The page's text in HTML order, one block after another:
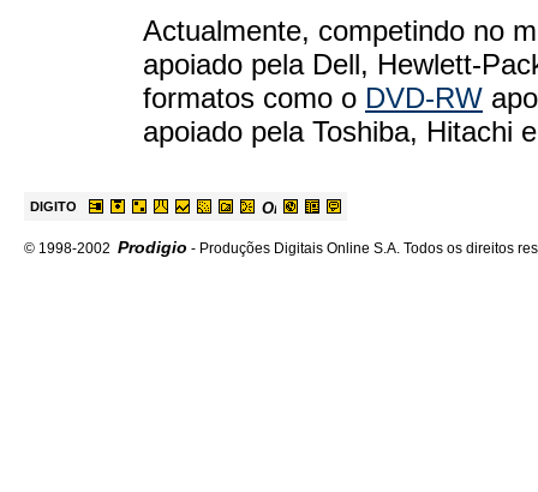
Actualmente, competindo no
apoiado pela Dell, Hewlett-
formatos como o DVD-RW
apoiado pela Toshiba, Hitachi
DIGITO
© 1998-2002 Prodigio - Produções Digitais Online S.A. Todos os direitos